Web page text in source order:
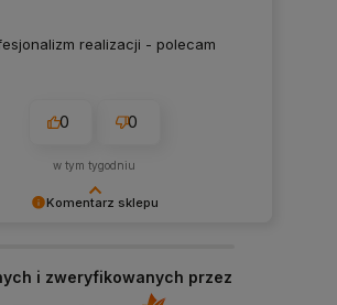
Komentarz sklepu
odpowiednią obsługę tak
Dziękujemy raz jeszcze!
realizacji - polecam
0 0
w tym tygodniu
i zweryfikowanych przez